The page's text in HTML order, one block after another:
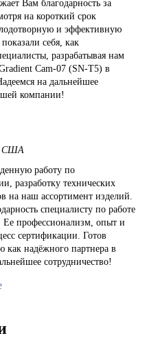
Вам благодарность за
на короткий срок
и эффективную
себя, как
разрабатывая нам
Cam-07 (SN-T5) в
на дальнейшее
компании!
США
работу по
разработку технических
на наш ассортимент изделий.
специалисту по работе
профессионализм, опыт и
сертификации. Готов
как надёжного партнера в
сотрудничество!